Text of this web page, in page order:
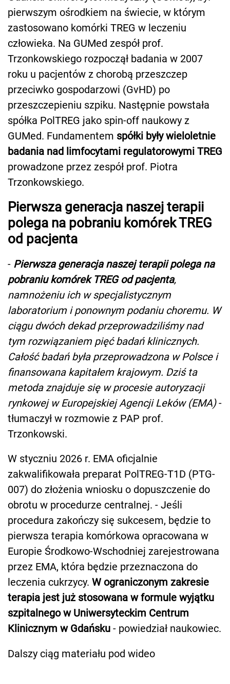
pierwszym ośrodkiem na świecie, w którym
zastosowano komórki TREG w leczeniu
człowieka. Na GUMed zespół prof.
Trzonkowskiego rozpoczął badania w 2007
roku u pacjentów z chorobą przeszczep
przeciwko gospodarzowi (GvHD) po
przeszczepieniu szpiku. Następnie powstała
spółka PolTREG jako spin-off naukowy z
GUMed. Fundamentem spółki były wieloletnie
badania nad limfocytami regulatorowymi TREG
prowadzone przez zespół prof. Piotra
Trzonkowskiego.
Pierwsza generacja naszej terapii
polega na pobraniu komórek TREG
od pacjenta
- Pierwsza generacja naszej terapii polega na
pobraniu komórek TREG od pacjenta,
namnożeniu ich w specjalistycznym
laboratorium i ponownym podaniu choremu. W
ciągu dwóch dekad przeprowadziliśmy nad
tym rozwiązaniem pięć badań klinicznych.
Całość badań była przeprowadzona w Polsce i
finansowana kapitałem krajowym. Dziś ta
metoda znajduje się w procesie autoryzacji
rynkowej w Europejskiej Agencji Leków (EMA)-
tłumaczył w rozmowie z PAP prof.
Trzonkowski.
W styczniu 2026 r. EMA oficjalnie
zakwalifikowała preparat PolTREG-T1D (PTG-
007) do złożenia wniosku o dopuszczenie do
obrotu w procedurze centralnej. - Jeśli
procedura zakończy się sukcesem, będzie to
pierwsza terapia komórkowa opracowana w
Europie Środkowo-Wschodniej zarejestrowana
przez EMA, która będzie przeznaczona do
leczenia cukrzycy. W ograniczonym zakresie
terapia jest już stosowana w formule wyjątku
szpitalnego w Uniwersyteckim Centrum
Klinicznym w Gdańsku - powiedział naukowiec.
Dalszy ciąg materiału pod wideo